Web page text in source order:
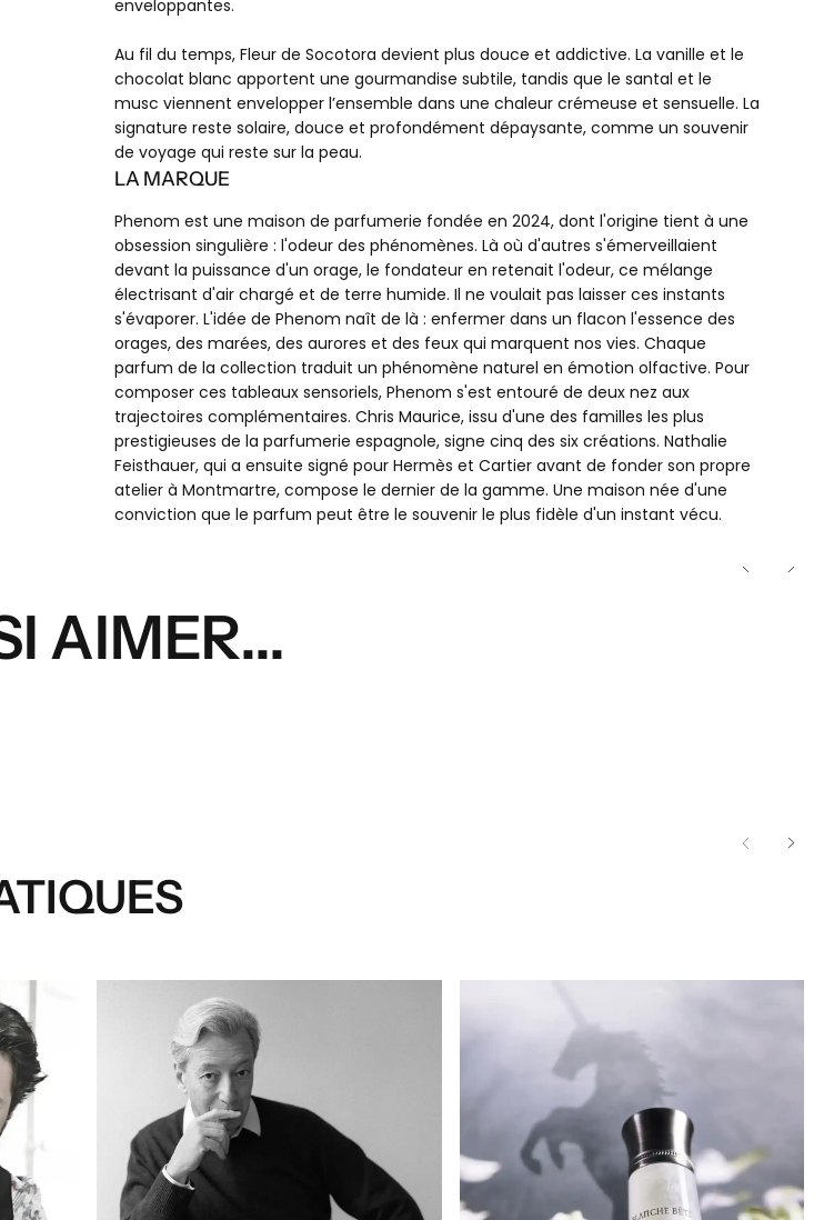
enveloppantes.
Au fil du temps, Fleur de Socotora devient plus douce et addictive. La vanille et le
chocolat blanc apportent une gourmandise subtile, tandis que le santal et le
musc viennent envelopper l’ensemble dans une chaleur crémeuse et sensuelle. La
signature reste solaire, douce et profondément dépaysante, comme un souvenir
de voyage qui reste sur la peau.
LA MARQUE
Phenom est une maison de parfumerie fondée en 2024, dont l'origine tient à une
obsession singulière : l'odeur des phénomènes. Là où d'autres s'émerveillaient
devant la puissance d'un orage, le fondateur en retenait l'odeur, ce mélange
électrisant d'air chargé et de terre humide. Il ne voulait pas laisser ces instants
s'évaporer. L'idée de Phenom naît de là : enfermer dans un flacon l'essence des
orages, des marées, des aurores et des feux qui marquent nos vies. Chaque
parfum de la collection traduit un phénomène naturel en émotion olfactive. Pour
composer ces tableaux sensoriels, Phenom s'est entouré de deux nez aux
trajectoires complémentaires. Chris Maurice, issu d'une des familles les plus
prestigieuses de la parfumerie espagnole, signe cinq des six créations. Nathalie
Feisthauer, qui a ensuite signé pour Hermès et Cartier avant de fonder son propre
atelier à Montmartre, compose le dernier de la gamme. Une maison née d'une
conviction que le parfum peut être le souvenir le plus fidèle d'un instant vécu.
AIMER...
LE PANIER RAPIDE
EST
ACTUELLEMENT
VIDE
Aucun produit n'a encore été sélectionné.